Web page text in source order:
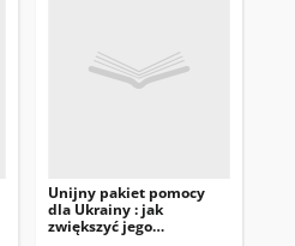
Unijny pakiet pomocy
dla Ukrainy : jak
zwiększyć jego